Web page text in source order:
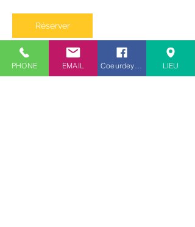
Réserver
PHONE EMAIL LIEU